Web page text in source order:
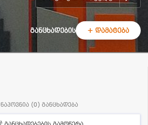
განცხადების + დამატება
ნაპოვნია (0) განცხადება